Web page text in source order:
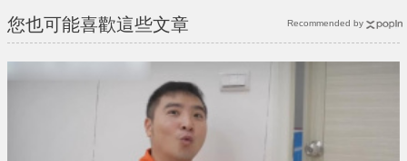
您也可能喜歡這些文章 Recommended by